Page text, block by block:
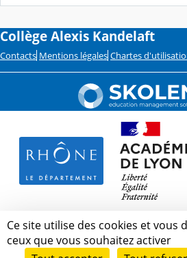
Collège Alexis Kandelaft
Contacts Mentions légales Chartes
Ce site utilise des cookies et vous
ceux que vous souhaitez activer